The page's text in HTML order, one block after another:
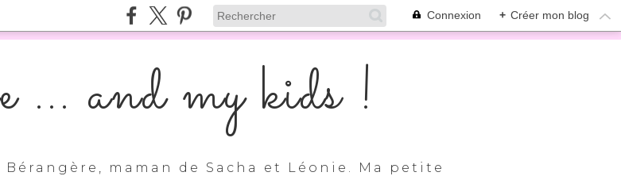
Connexion + Créer mon blog
... and my kids !
maman de Sacha et Léonie. Ma petite